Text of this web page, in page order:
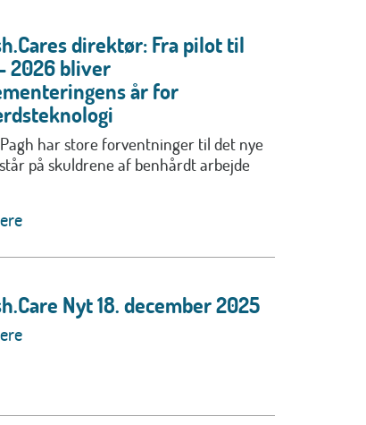
direktør: Fra pilot til
2026 bliver
år for
har store forventninger til det nye
på skuldrene af benhårdt arbejde
Nyt 18. december 2025